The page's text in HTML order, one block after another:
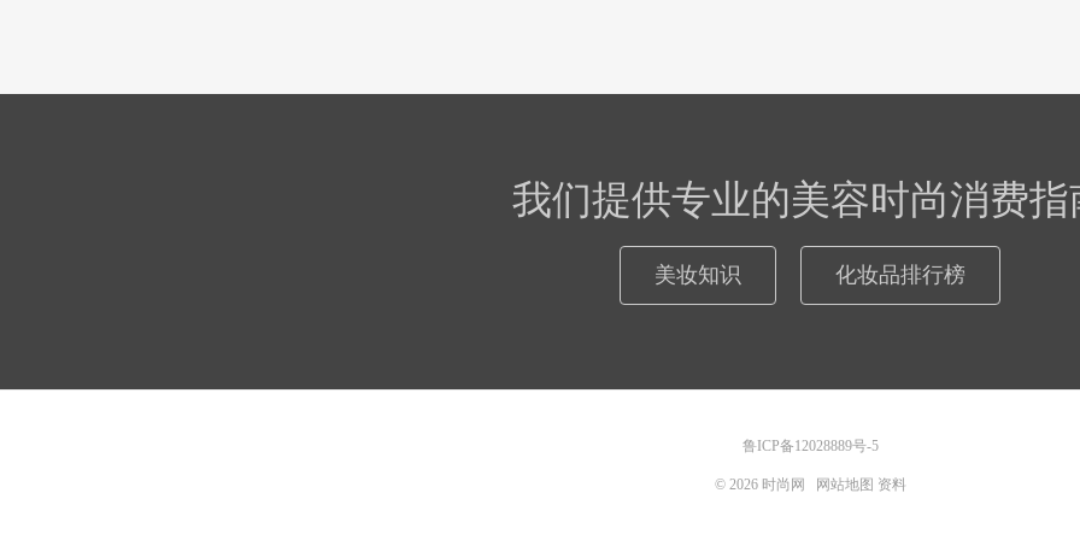
我们提供专业的美容时尚消费指
美妆知识 化妆品排行榜
鲁ICP备12028889号-5
© 2026 时尚网 网站地图 资料